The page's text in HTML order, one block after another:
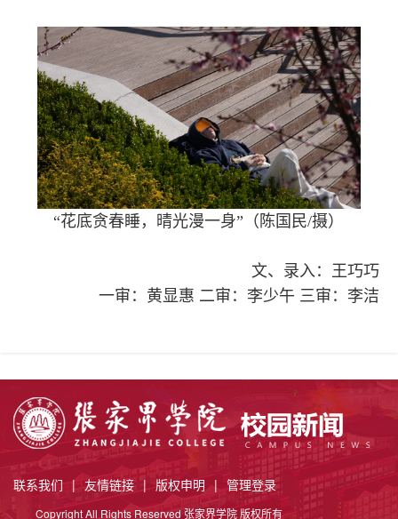
“花底贪春睡，晴光漫一身”（陈国民/摄）
文、录入：王巧巧
一审：黄显惠 二审：李少午 三审：李洁
联系我们 | 友情链接 | 版权申明 | 管理登录
Copyright All Rights Reserved 张家界学院 版权所有